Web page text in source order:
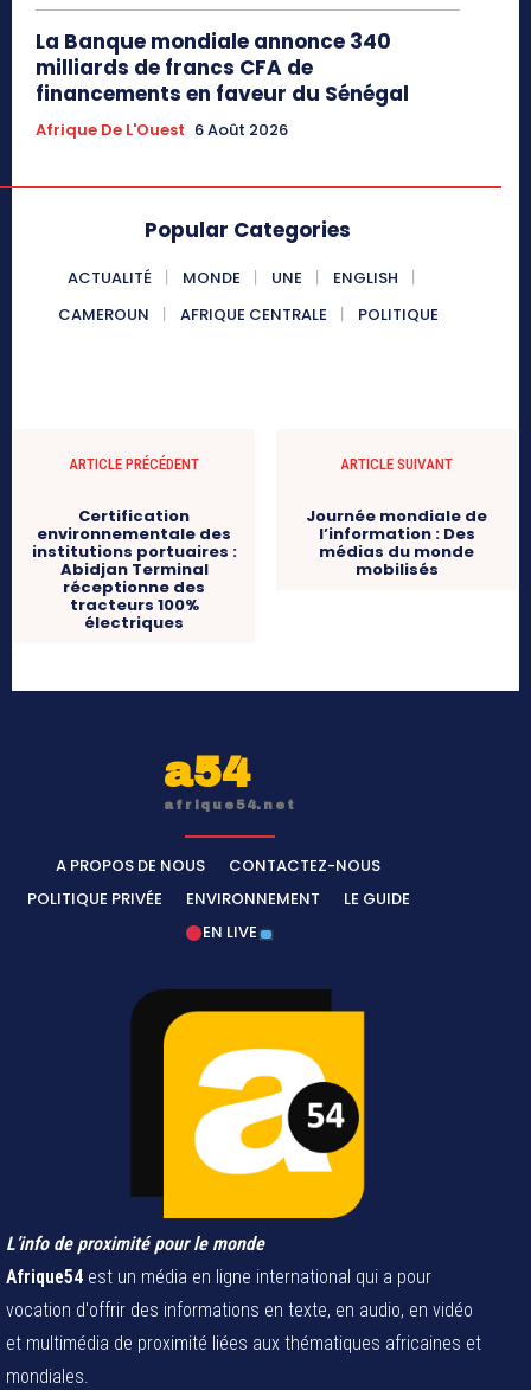
La Banque mondiale annonce 340
milliards de francs CFA de
financements en faveur du Sénégal
Afrique De L'Ouest 6 Août 2026
Popular Categories
ACTUALITÉ MONDE UNE
ENGLISH
CAMEROUN
AFRIQUE CENTRALE POLITIQUE
ARTICLE PRÉCÉDENT
Certification
environnementale des
institutions portuaires :
Abidjan Terminal
réceptionne des
tracteurs 100%
électriques
ARTICLE SUIVANT
Journée mondiale de
l’information : Des
médias du monde
mobilisés
a54
afrique54.net
A PROPOS DE NOUS
CONTACTEZ-NOUS
POLITIQUE PRIVÉE
ENVIRONNEMENT
LE GUIDE
EN LIVE
L’info de proximité pour le monde
Afrique54 est un média en ligne international qui a pour
vocation d'offrir des informations en texte, en audio, en vidéo
et multimédia de proximité liées aux thématiques africaines et
mondiales.